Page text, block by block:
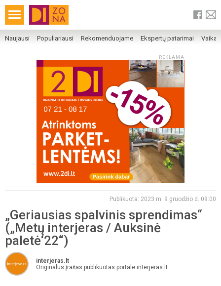
Naujausi Populiariausi Rekomenduojame Ekspertų patarimai
REKLAMA
Publikuota: 2023 m. 9 gruodžio d. 09:00
„Geriausias spalvinis sprendimas“
(„Metų interjeras / Auksinė
paletė‘22“)
interjeras.lt
Originalus įrašas publikuotas portale interjeras.lt